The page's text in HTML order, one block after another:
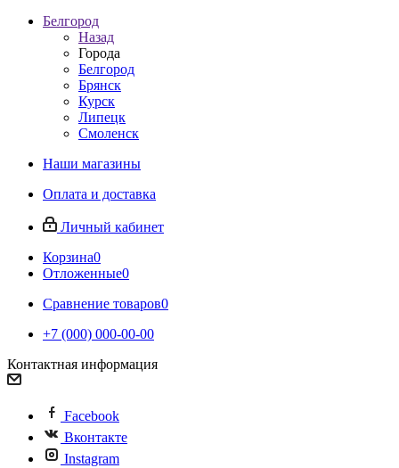
Белгород
Назад
Города
Белгород
Брянск
Курск
Липецк
Смоленск
Наши магазины
Оплата и доставка
Личный кабинет
Корзина0
Отложенные0
Сравнение товаров0
+7 (000) 000-00-00
Контактная информация
Facebook
Вконтакте
Instagram